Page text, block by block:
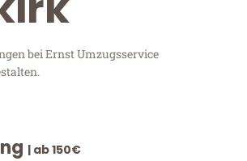
bei Ernst Umzugsservice
| ab 150€